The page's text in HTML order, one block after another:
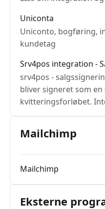
Uniconta
Uniconto, bogføring,
kundetag
Srv4pos integration -
srv4pos -
bliver signeret som en
kvitteringsforløbet.
nødvendig for at
Mailchimp
Mailchimp
Eksterne